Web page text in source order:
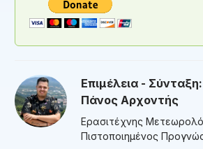
Επιμέλεια - Σύνταξη:
Πάνος Αρχοντής
Ερασιτέχνης
Πιστοποιημένος